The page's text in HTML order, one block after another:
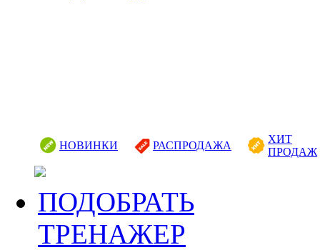
НОВИНКИ РАСПРОДАЖА
ХИТ
ПРОДАЖ
ПОДОБРАТЬ
ТРЕНАЖЕР